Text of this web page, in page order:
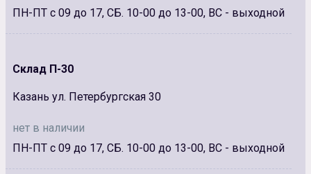
ПН-ПТ с 09 до 17, СБ. 10-00 до 13-00, ВС - выходной
Склад П-30
Казань ул. Петербургская 30
нет в наличии
ПН-ПТ с 09 до 17, СБ. 10-00 до 13-00, ВС - выходной